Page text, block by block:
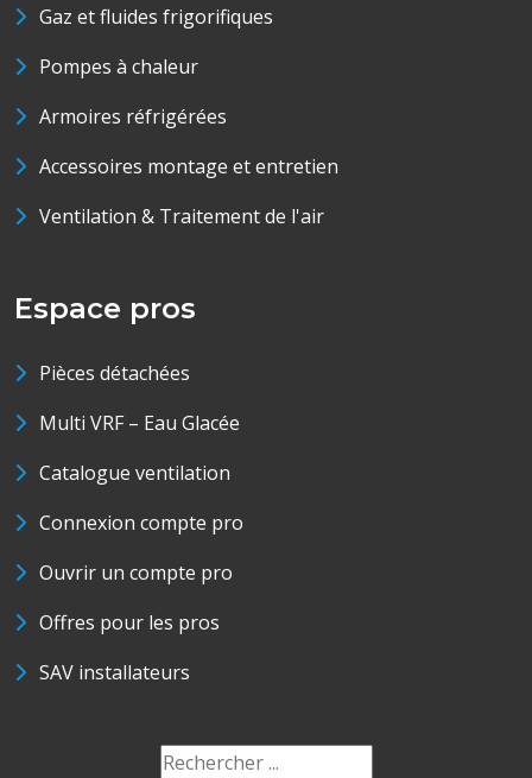
Gaz et fluides frigorifiques
Pompes à chaleur
Armoires réfrigérées
Accessoires montage et entretien
Ventilation & Traitement de l'air
Espace pros
Pièces détachées
Multi VRF – Eau Glacée
Catalogue ventilation
Connexion compte pro
Ouvrir un compte pro
Offres pour les pros
SAV installateurs